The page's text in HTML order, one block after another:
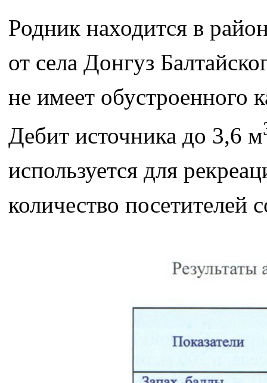
Родник находится в
от села Донгуз
не имеет обустроенного
Дебит источника до 3,6 м
используется для
количество посетителей